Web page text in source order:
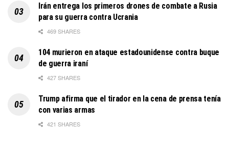
Irán entrega los primeros drones de combate a Rusia
para su guerra contra Ucrania
469 SHARES
104 murieron en ataque estadounidense contra buque
de guerra iraní
427 SHARES
Trump afirma que el tirador en la cena de prensa tenía
con varias armas
421 SHARES